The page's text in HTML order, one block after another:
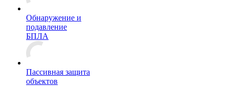
Обнаружение и
подавление
БПЛА
Пассивная защита
объектов